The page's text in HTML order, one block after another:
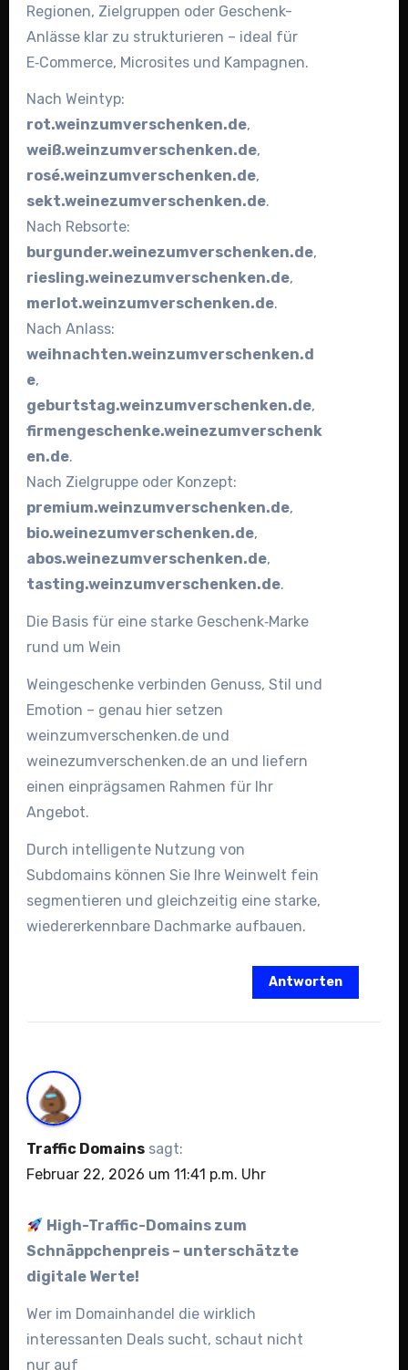
Regionen, Zielgruppen oder Geschenk-
Anlässe klar zu strukturieren – ideal für
E‑Commerce, Microsites und Kampagnen.
Nach Weintyp:
rot.weinzumverschenken.de,
weiß.weinzumverschenken.de,
rosé.weinzumverschenken.de,
sekt.weinezumverschenken.de.
Nach Rebsorte:
burgunder.weinezumverschenken.de,
riesling.weinezumverschenken.de,
merlot.weinzumverschenken.de.
Nach Anlass:
weihnachten.weinzumverschenken.d
e,
geburtstag.weinzumverschenken.de,
firmengeschenke.weinezumverschenk
en.de.
Nach Zielgruppe oder Konzept:
premium.weinzumverschenken.de,
bio.weinezumverschenken.de,
abos.weinezumverschenken.de,
tasting.weinzumverschenken.de.
Die Basis für eine starke Geschenk‑Marke
rund um Wein
Weingeschenke verbinden Genuss, Stil und
Emotion – genau hier setzen
weinzumverschenken.de und
weinezumverschenken.de an und liefern
einen einprägsamen Rahmen für Ihr
Angebot.
Durch intelligente Nutzung von
Subdomains können Sie Ihre Weinwelt fein
segmentieren und gleichzeitig eine starke,
wiedererkennbare Dachmarke aufbauen.
Antworten
Traffic Domains sagt:
Februar 22, 2026 um 11:41 p.m. Uhr
High-Traffic-Domains zum
Schnäppchenpreis – unterschätzte
digitale Werte!
Wer im Domainhandel die wirklich
interessanten Deals sucht, schaut nicht
nur auf